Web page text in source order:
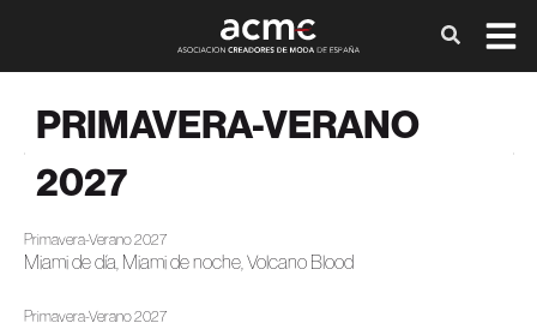
PRIMAVERA-VERANO
2027
Primavera-Verano 2027
Miami de día, Miami de noche, Volcano Blood
Primavera-Verano 2027